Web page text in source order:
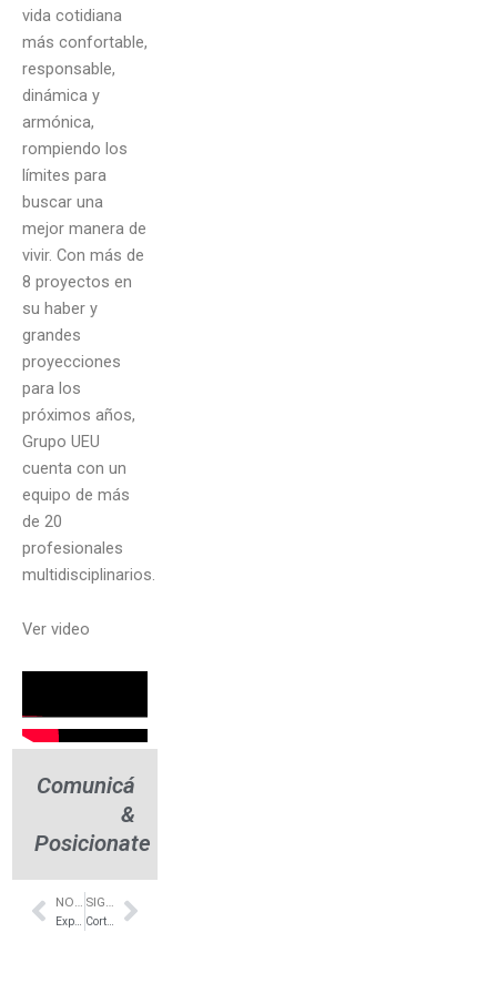
vida cotidiana
más confortable,
responsable,
dinámica y
armónica,
rompiendo los
límites para
buscar una
mejor manera de
vivir. Con más de
8 proyectos en
su haber y
grandes
proyecciones
para los
próximos años,
Grupo UEU
cuenta con un
equipo de más
de 20
profesionales
multidisciplinarios.
Ver video
Comunicá
&
Posicionate
Prev Next